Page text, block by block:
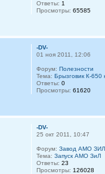
Ответы: 1
Просмотры: 65585
-DV-
01 ноя 2011, 12:06
Форум: Полезности
Тема: Брызговик К-650
Ответы: 0
Просмотры: 61620
-DV-
25 окт 2011, 10:47
Форум: Завод АМО ЗИЛ
Тема: Запуск АМО ЗиЛ
Ответы: 23
Просмотры: 126028